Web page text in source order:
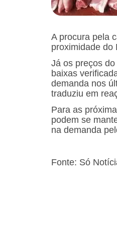
A procura pela
proximidade do
Já os preços
baixas
demanda nos
traduziu em
Para as
podem se
na demanda
Fonte: Só